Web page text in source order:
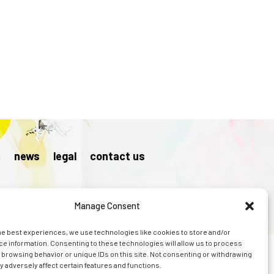
Manage Consent
best experiences, we use technologies like cookies to store and/or
information. Consenting to these technologies will allow us to process
browsing behavior or unique IDs on this site. Not consenting or withdrawing
adversely affect certain features and functions.
news legal contact us